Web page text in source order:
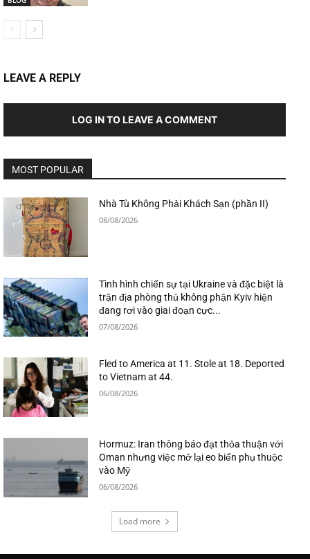
LEAVE A REPLY
LOG IN TO LEAVE A COMMENT
MOST POPULAR
Nhà Tù Không Phải Khách Sạn (phần II)
08/08/2026
Tình hình chiến sự tại Ukraine và đặc biệt là
trận địa phòng thủ không phận Kyiv hiện
đang rơi vào giai đoạn cực...
07/08/2026
Fled to America at 11. Stole at 18. Deported
to Vietnam at 44.
06/08/2026
Hormuz: Iran thông báo đạt thỏa thuận với
Oman nhưng việc mở lại eo biển phụ thuộc
vào Mỹ
06/08/2026
Load more